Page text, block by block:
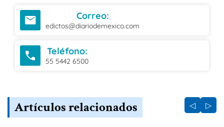
email Correo:
edictos@diariodemexico.com
call Teléfono:
55 5442 6500
Artículos relacionados ◁ ▷